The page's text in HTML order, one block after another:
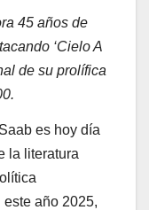
45 años de
‘Cielo A
de su prolífica
es hoy día
la literatura
año 2025,